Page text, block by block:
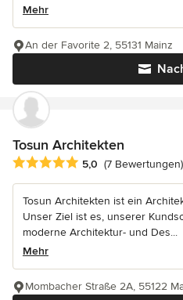
Mehr
An der Favorite 2, 55131 Mainz
Tosun Architekten
Durchschnittliche Bewertung: 5
5,0 (7 Bewertungen)
Tosun Architekten ist ein
Unser Ziel ist es, unserer
moderne Architektur- und Des...
Mehr
Mombacher Straße 2A, 55122